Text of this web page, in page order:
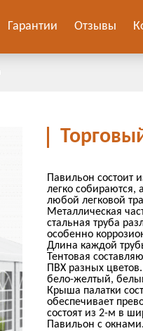
Гарантии Отзывы
Павильон состоит
легко
любой легковой
Металлическая
стальная труба
особенно
Длина каждой
Тентовая
ПВХ разных
бело-желтый,
Крыша палатки
обеспечивает
состоят из 2-м в
Павильон с окнами.